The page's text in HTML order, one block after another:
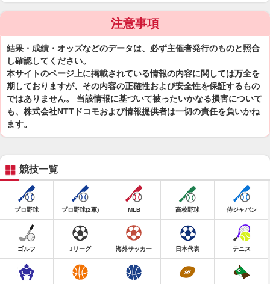
注意事項
結果・成績・オッズなどのデータは、必ず主催者発行のものと照合
し確認してください。
本サイトのページ上に掲載されている情報の内容に関しては万全を
期しておりますが、その内容の正確性および安全性を保証するもの
ではありません。 当該情報に基づいて被ったいかなる損害について
も、株式会社NTTドコモおよび情報提供者は一切の責任を負いかね
ます。
競技一覧
プロ野球 プロ野球(2軍) MLB 高校野球 侍ジャパン
ゴルフ Jリーグ 海外サッカー 日本代表 テニス